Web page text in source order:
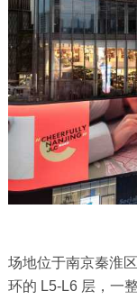
场地位于南京秦淮
环的 L5-L6 层，一